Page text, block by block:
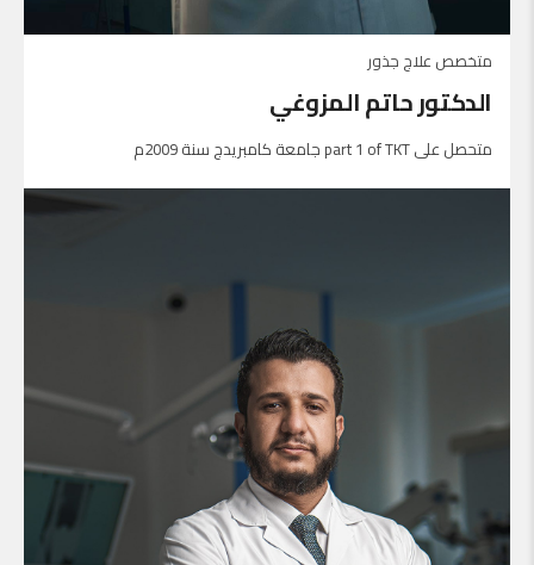
متخصص علاج جذور
الدكتور حاتم المزوغي
متحصل على part 1 of TKT جامعة كامبريدج سنة 2009م